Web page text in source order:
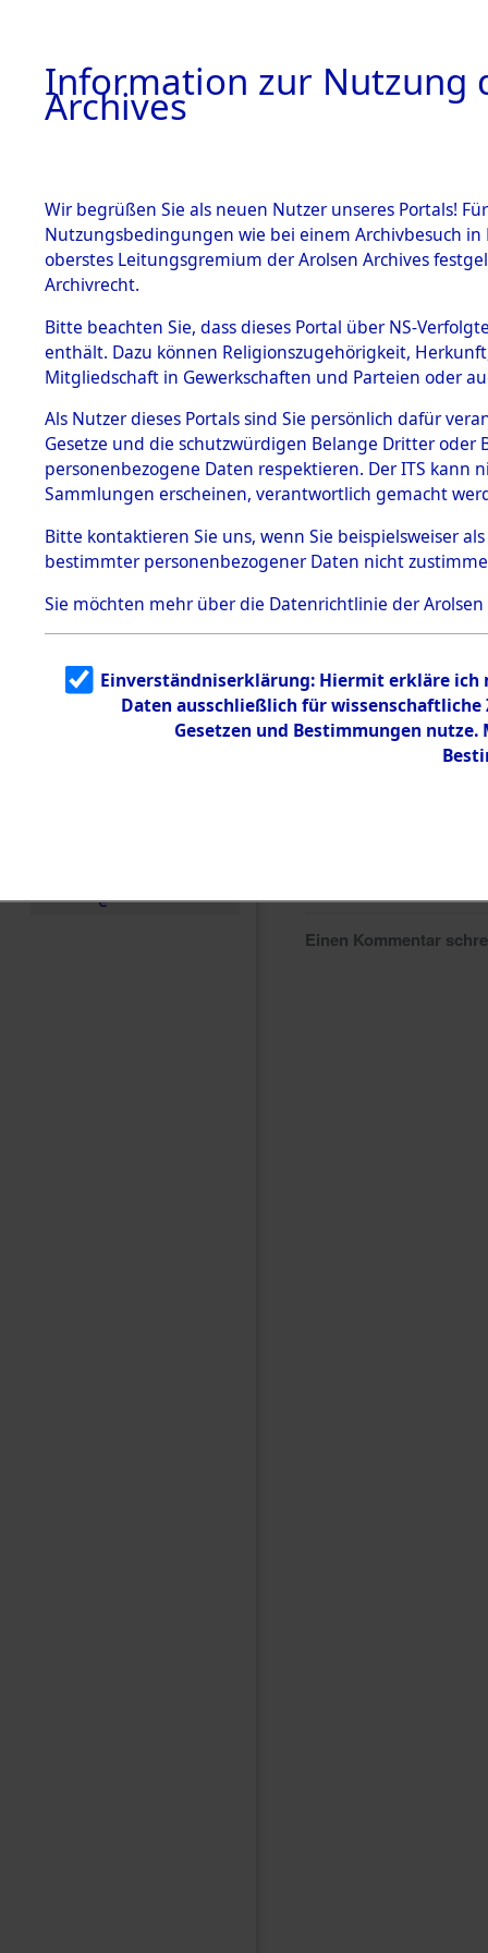
BESTÄNDE
1.
mente
5. Verschiedenes
5.3
Todesmärsche
5.3.1 Alliierte
Erhebungen
zu
Todesmärsch
en
5.3.2
g
5.3.3
Todesmärsch
e
Einen Kommentar
Information zur Nutzung
Archives
Wir begrüßen Sie als neuen Nutzer unseres Portals!
Nutzungsbedingungen wie bei einem Archivbesuch
oberstes Leitungsgremium der Arolsen Archives
Archivrecht.
Bitte beachten Sie, dass dieses Portal über NS-
enthält. Dazu können Religionszugehörigkeit,
Mitgliedschaft in Gewerkschaften und Parteien oder
Als Nutzer dieses Portals sind Sie persönlich dafür
Gesetze und die schutzwürdigen Belange Dritter
personenbezogene Daten respektieren. Der ITS
Sammlungen erscheinen, verantwortlich gemacht
Bitte kontaktieren Sie uns, wenn Sie beispielsweiser
bestimmter personenbezogener Daten nicht
Sie möchten mehr über die Datenrichtlinie der Arolsen
Einverständniserklärung: Hiermit erkläre ich
Daten ausschließlich für
Gesetzen und Bestimmungen